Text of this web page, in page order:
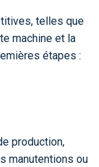
telles que
machine et la
étapes :
production,
manutentions ou